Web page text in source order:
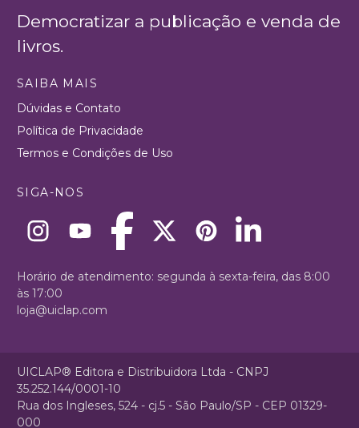
Democratizar a publicação e venda de
livros.
SAIBA MAIS
Dúvidas e Contato
Política de Privacidade
Termos e Condições de Uso
SIGA-NOS
Horário de atendimento: segunda à sexta-feira, das 8:00
às 17:00
loja@uiclap.com
UICLAP® Editora e Distribuidora Ltda - CNPJ
35.252.144/0001-10
Rua dos Ingleses, 524 - cj.5 - São Paulo/SP - CEP 01329-
000